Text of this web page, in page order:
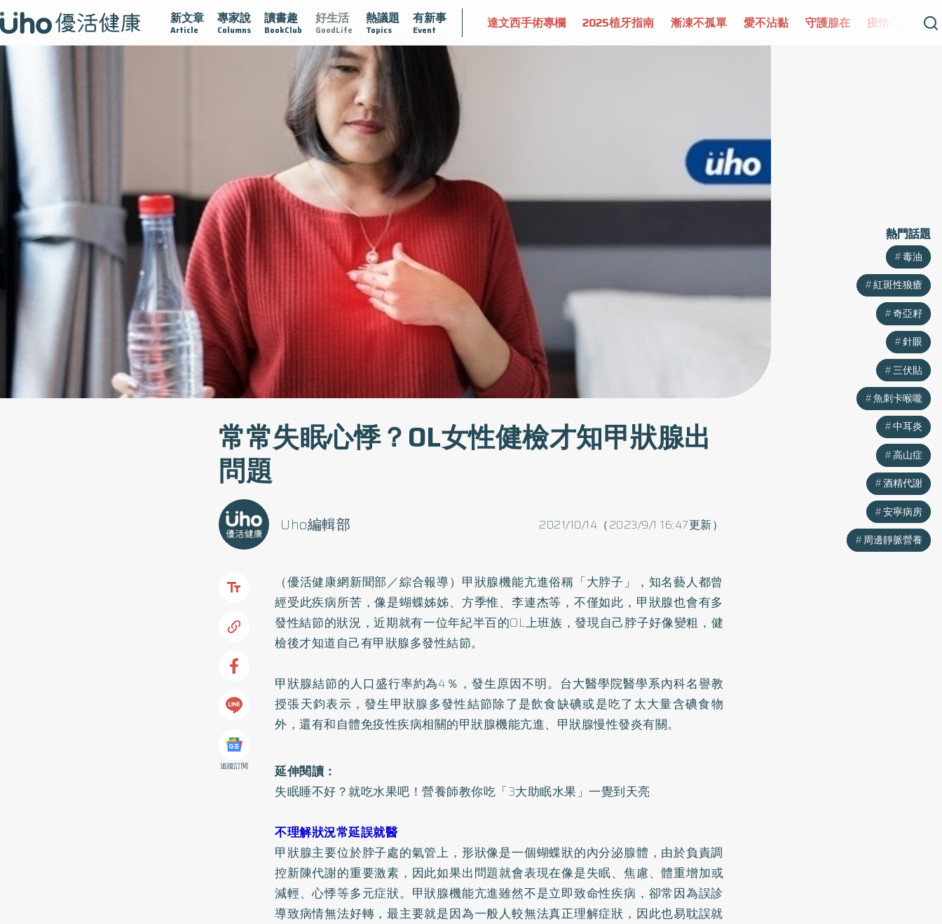
新文章
Article
專家說
Columns
讀書趣
BookClub
好生活
GoodLife
熱議題
Topics
有新事
Event
疫情保衛戰 再生醫學 愛的未來視 認識攝護腺肥大 守護骨骼健康 達文西手術專欄 2025植牙指南 漸凍不孤單 愛不沾黏 守護腺在 疫情保衛戰 再生醫學 愛的
常常失眠心悸？OL女性健檢才知甲狀腺出
問題
2021/10/14（2023/9/1 16:47更新）
Uho編輯部
追蹤訂閱
（優活健康網新聞部／綜合報導）甲狀腺機能亢進俗稱「大脖子」，知名藝人都曾
經受此疾病所苦，像是蝴蝶姊姊、方季惟、李連杰等，不僅如此，甲狀腺也會有多
發性結節的狀況，近期就有一位年紀半百的OL上班族，發現自己脖子好像變粗，健
檢後才知道自己有甲狀腺多發性結節。
甲狀腺結節的人口盛行率約為4％，發生原因不明。台大醫學院醫學系內科名譽教
授張天鈞表示，發生甲狀腺多發性結節除了是飲食缺碘或是吃了太大量含碘食物
外，還有和自體免疫性疾病相關的甲狀腺機能亢進、甲狀腺慢性發炎有關。
延伸閱讀：
失眠睡不好？就吃水果吧！營養師教你吃「3大助眠水果」一覺到天亮
不理解狀況常延誤就醫
甲狀腺主要位於脖子處的氣管上，形狀像是一個蝴蝶狀的內分泌腺體，由於負責調
控新陳代謝的重要激素，因此如果出問題就會表現在像是失眠、焦慮、體重增加或
減輕、心悸等多元症狀。甲狀腺機能亢進雖然不是立即致命性疾病，卻常因為誤診
導致病情無法好轉，最主要就是因為一般人較無法真正理解症狀，因此也易耽誤就
熱門話題
毒油
紅斑性狼瘡
奇亞籽
針眼
三伏貼
魚刺卡喉嚨
中耳炎
高山症
酒精代謝
安寧病房
周邊靜脈營養
熱門話題
毒油
紅斑性狼瘡
奇亞籽
針眼
三伏貼
魚刺卡喉嚨
中耳炎
高山症
酒精代謝
安寧病房
周邊靜脈營養